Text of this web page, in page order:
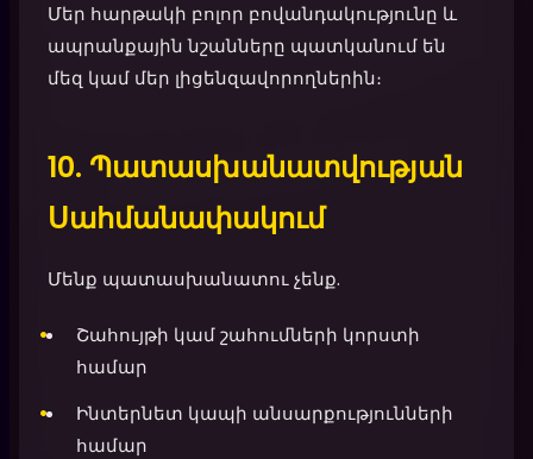
Մեր հարթակի բոլոր բովանդակությունը և
ապրանքային նշանները պատկանում են
մեզ կամ մեր լիցենզավորողներին։
10. Պատասխանատվության
Սահմանափակում
Մենք պատասխանատու չենք.
Շահույթի կամ շահումների կորստի
համար
Ինտերնետ կապի անսարքությունների
համար